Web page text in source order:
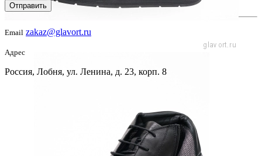
Отправить
Email zakaz@glavort.ru
Адрес
Россия, Лобня, ул. Ленина, д. 23, корп. 8